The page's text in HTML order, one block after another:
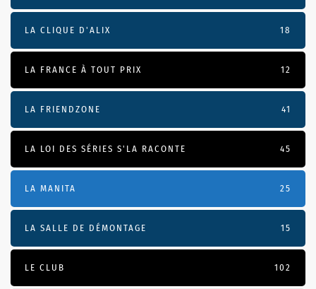
LA CLIQUE D'ALIX 18
LA FRANCE À TOUT PRIX 12
LA FRIENDZONE 41
LA LOI DES SÉRIES S'LA RACONTE 45
LA MANITA 25
LA SALLE DE DÉMONTAGE 15
LE CLUB 102